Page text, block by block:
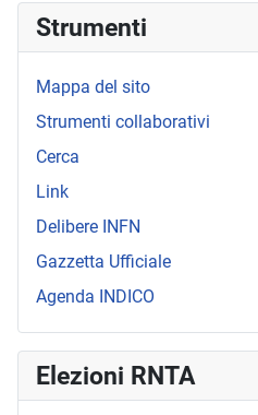
Strumenti
Mappa del sito
Strumenti collaborativi
Cerca
Link
Delibere INFN
Gazzetta Ufficiale
Agenda INDICO
Elezioni RNTA